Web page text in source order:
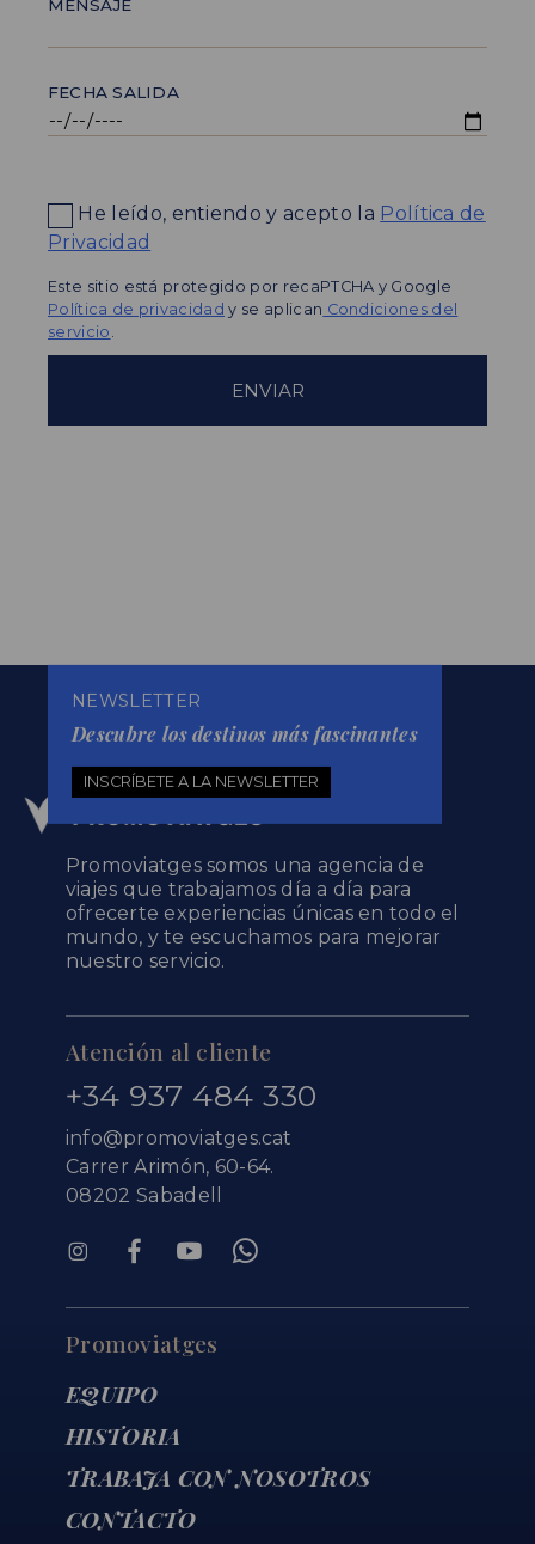
MENSAJE
FECHA SALIDA
He leído, entiendo y acepto la Política de
Privacidad
Este sitio está protegido por recaPTCHA y Google
Política de privacidad y se aplican Condiciones del
servicio .
NEWSLETTER
Descubre los destinos más fascinantes
INSCRÍBETE A LA NEWSLETTER
Promoviatges somos una agencia de
viajes que trabajamos día a día para
ofrecerte experiencias únicas en todo el
mundo, y te escuchamos para mejorar
nuestro servicio.
Atención al cliente
+34 937 484 330
info@promoviatges.cat
Carrer Arimón, 60-64.
08202 Sabadell
Promoviatges
EQUIPO
HISTORIA
TRABAJA CON NOSOTROS
CONTACTO